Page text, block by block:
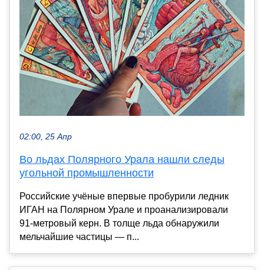
02:00, 25 Апр
Во льдах Полярного Урала нашли следы
угольной промышленности
Российские учёные впервые пробурили ледник
ИГАН на Полярном Урале и проанализировали
91‑метровый керн. В толще льда обнаружили
мельчайшие частицы — п...